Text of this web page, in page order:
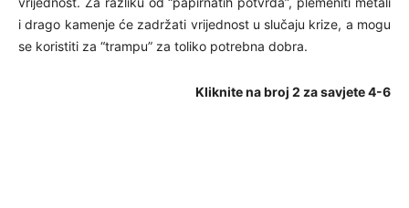
i drago kamenje će zadržati vrijednost u slučaju krize, a mogu
se koristiti za “trampu” za toliko potrebna dobra.
Kliknite na broj 2 za savjete 4-6